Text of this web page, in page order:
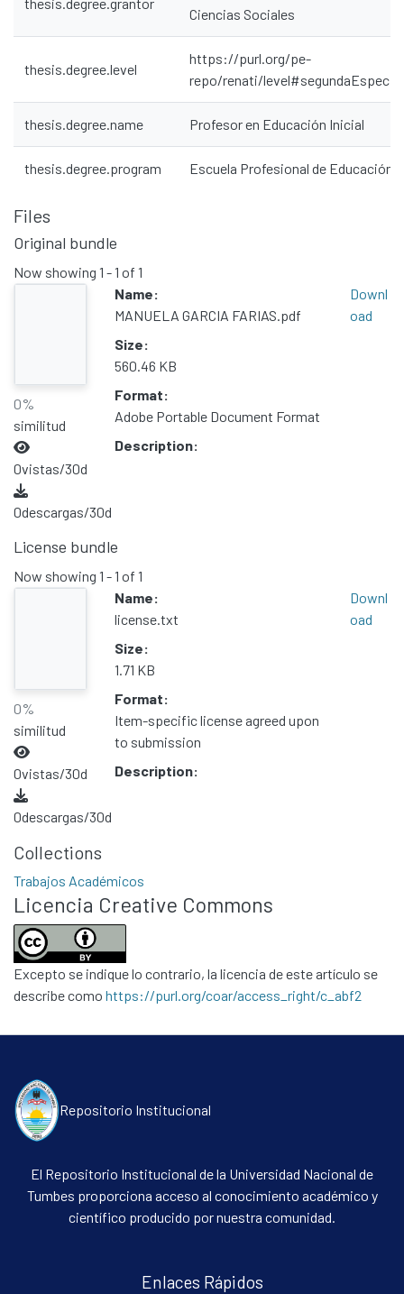
Communities & Collections
Políticas
Ciencias Sociales
thesis.degree.level
https://purl.org/pe-
repo/renati/
thesis.degree.name Profesor en Educación Inicial
thesis.degree.program Escuela Profesional de Educación
Files
Original bundle
Now showing 1 - 1 of 1
0%
similitud
0vistas/30d
0descargas/30d
Name:
MANUELA GARCIA FARIAS.pdf
Size:
560.46 KB
Format:
Adobe Portable Document Format
Description:
Downl
oad
License bundle
Now showing 1 - 1 of 1
0%
similitud
0vistas/30d
0descargas/30d
Name:
license.txt
Size:
1.71 KB
Format:
Item-specific license agreed upon
to submission
Description:
Downl
oad
Collections
Trabajos Académicos
Licencia Creative Commons
Excepto se indique lo contrario, la licencia de este artículo se
describe como https://purl.org/coar/access_right/c_abf2
Repositorio Institucional
El Repositorio Institucional de la Universidad Nacional de
Tumbes proporciona acceso al conocimiento académico y
científico producido por nuestra comunidad.
Enlaces Rápidos